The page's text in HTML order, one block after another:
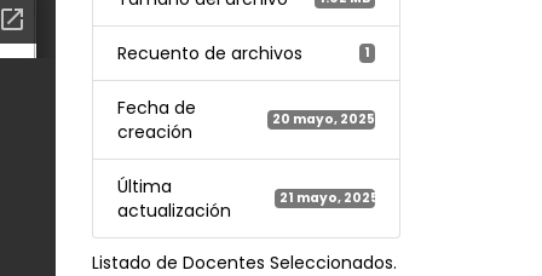
Recuento de archivos 1
Fecha de
creación
20 mayo, 2025
Última
actualización
21 mayo, 2025
Listado de Docentes Seleccionados.